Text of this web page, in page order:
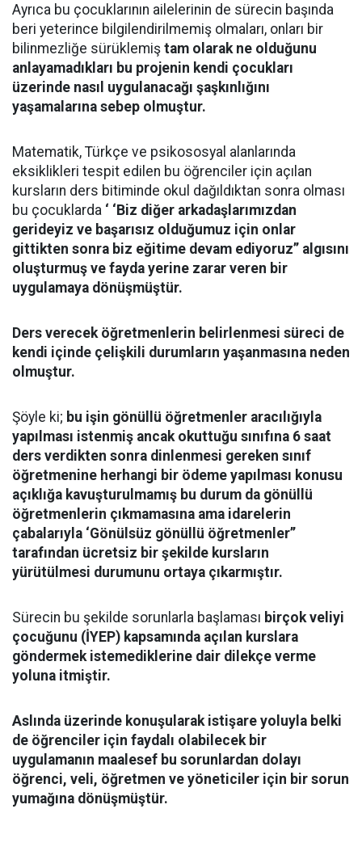
Ayrıca bu çocuklarının ailelerinin de sürecin başında
beri yeterince bilgilendirilmemiş olmaları, onları bir
bilinmezliğe sürüklemiş tam olarak ne olduğunu
anlayamadıkları bu projenin kendi çocukları
üzerinde nasıl uygulanacağı şaşkınlığını
yaşamalarına sebep olmuştur.
Matematik, Türkçe ve psikososyal alanlarında
eksiklikleri tespit edilen bu öğrenciler için açılan
kursların ders bitiminde okul dağıldıktan sonra olması
bu çocuklarda ‘ ‘Biz diğer arkadaşlarımızdan
gerideyiz ve başarısız olduğumuz için onlar
gittikten sonra biz eğitime devam ediyoruz’’ algısını
oluşturmuş ve fayda yerine zarar veren bir
uygulamaya dönüşmüştür.
Ders verecek öğretmenlerin belirlenmesi süreci de
kendi içinde çelişkili durumların yaşanmasına neden
olmuştur.
Şöyle ki; bu işin gönüllü öğretmenler aracılığıyla
yapılması istenmiş ancak okuttuğu sınıfına 6 saat
ders verdikten sonra dinlenmesi gereken sınıf
öğretmenine herhangi bir ödeme yapılması konusu
açıklığa kavuşturulmamış bu durum da gönüllü
öğretmenlerin çıkmamasına ama idarelerin
çabalarıyla ‘Gönülsüz gönüllü öğretmenler’’
tarafından ücretsiz bir şekilde kursların
yürütülmesi durumunu ortaya çıkarmıştır.
Sürecin bu şekilde sorunlarla başlaması birçok veliyi
çocuğunu (İYEP) kapsamında açılan kurslara
göndermek istemediklerine dair dilekçe verme
yoluna itmiştir.
Aslında üzerinde konuşularak istişare yoluyla belki
de öğrenciler için faydalı olabilecek bir
uygulamanın maalesef bu sorunlardan dolayı
öğrenci, veli, öğretmen ve yöneticiler için bir sorun
yumağına dönüşmüştür.